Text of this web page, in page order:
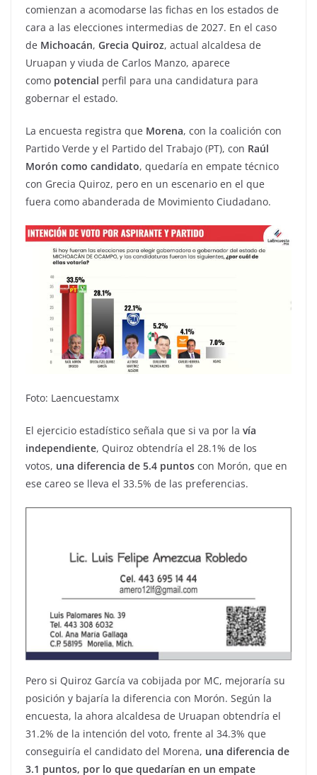
comienzan a acomodarse las fichas en los estados de
cara a las elecciones intermedias de 2027. En el caso
de Michoacán, Grecia Quiroz, actual alcaldesa de
Uruapan y viuda de Carlos Manzo, aparece
como potencial perfil para una candidatura para
gobernar el estado.
La encuesta registra que Morena, con la coalición con
Partido Verde y el Partido del Trabajo (PT), con Raúl
Morón como candidato, quedaría en empate técnico
con Grecia Quiroz, pero en un escenario en el que
fuera como abanderada de Movimiento Ciudadano.
Foto: Laencuestamx
El ejercicio estadístico señala que si va por la vía
independiente, Quiroz obtendría el 28.1% de los
votos, una diferencia de 5.4 puntos con Morón, que en
ese careo se lleva el 33.5% de las preferencias.
Pero si Quiroz García va cobijada por MC, mejoraría su
posición y bajaría la diferencia con Morón. Según la
encuesta, la ahora alcaldesa de Uruapan obtendría el
31.2% de la intención del voto, frente al 34.3% que
conseguiría el candidato del Morena, una diferencia de
3.1 puntos, por lo que quedarían en un empate